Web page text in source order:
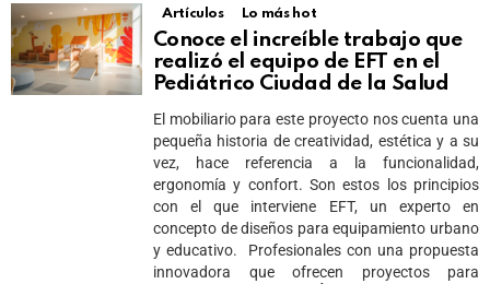
Artículos Lo más hot
Conoce el increíble trabajo que
realizó el equipo de EFT en el
Pediátrico Ciudad de la Salud
El mobiliario para este proyecto nos cuenta una
pequeña historia de creatividad, estética y a su
vez, hace referencia a la funcionalidad,
ergonomía y confort. Son estos los principios
con el que interviene EFT, un experto en
concepto de diseños para equipamiento urbano
y educativo. Profesionales con una propuesta
innovadora que ofrecen proyectos para